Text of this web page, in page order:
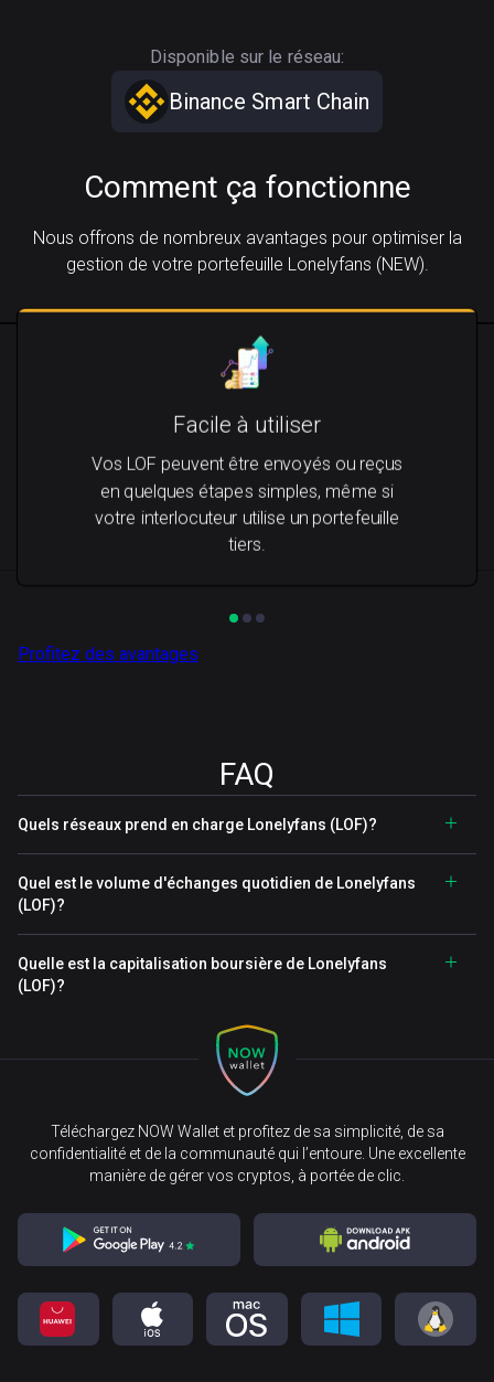
Disponible sur le réseau:
Binance Smart Chain
Comment ça fonctionne
Nous offrons de nombreux avantages pour optimiser la
gestion de votre portefeuille Lonelyfans (NEW).
Facile à utiliser
Vos LOF peuvent être envoyés ou reçus
en quelques étapes simples, même si
votre interlocuteur utilise un portefeuille
tiers.
Profitez des avantages
FAQ
Quels réseaux prend en charge Lonelyfans (LOF)?
Quel est le volume d'échanges quotidien de Lonelyfans
(LOF)?
Quelle est la capitalisation boursière de Lonelyfans
(LOF)?
Téléchargez NOW Wallet et profitez de sa simplicité, de sa
confidentialité et de la communauté qui l’entoure. Une excellente
manière de gérer vos cryptos, à portée de clic.